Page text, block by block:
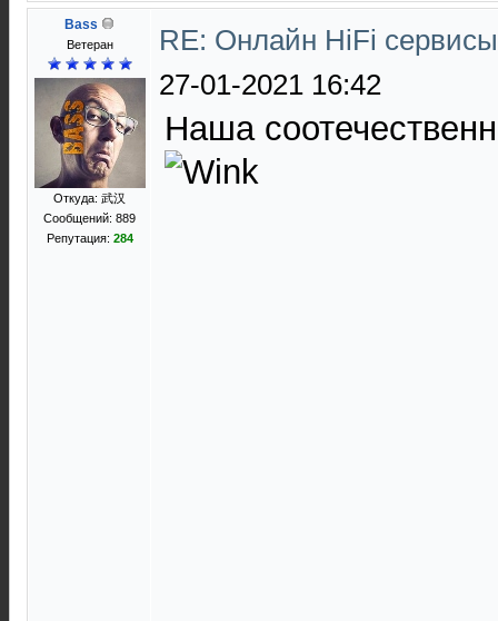
Bass
Ветеран
Откуда: 武汉
Сообщений: 889
Репутация: 284
RE: Онлайн HiFi
27-01-2021 16:42
Наша